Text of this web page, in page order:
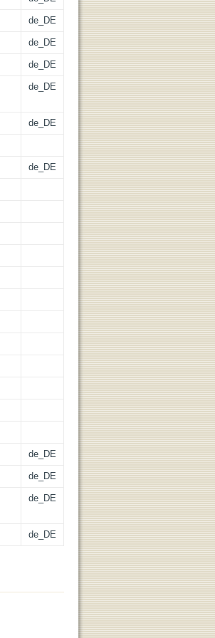
de_DE
de_DE
de_DE
de_DE
de_DE
de_DE
de_DE
de_DE
de_DE
de_DE